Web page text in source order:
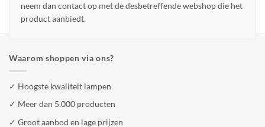
neem dan contact op met de desbetreffende webshop die het
product aanbiedt.
Waarom shoppen via ons?
✓ Hoogste kwaliteit lampen
✓ Meer dan 5.000 producten
✓ Groot aanbod en lage prijzen